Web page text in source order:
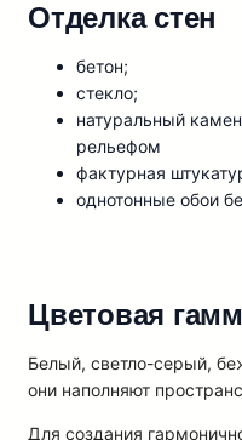
Отделка стен
бетон;
стекло;
натуральный
рельефом
фактурная
однотонные обои
Цветовая
Белый, светло-серый,
они наполняют
Для создания